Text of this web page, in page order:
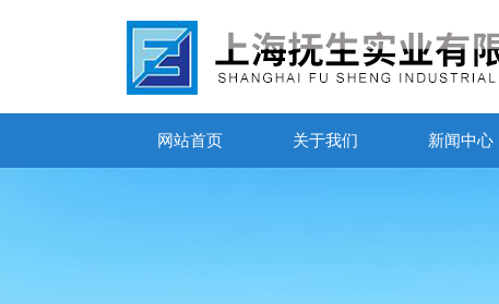
网站首页 关于我们 新闻中心